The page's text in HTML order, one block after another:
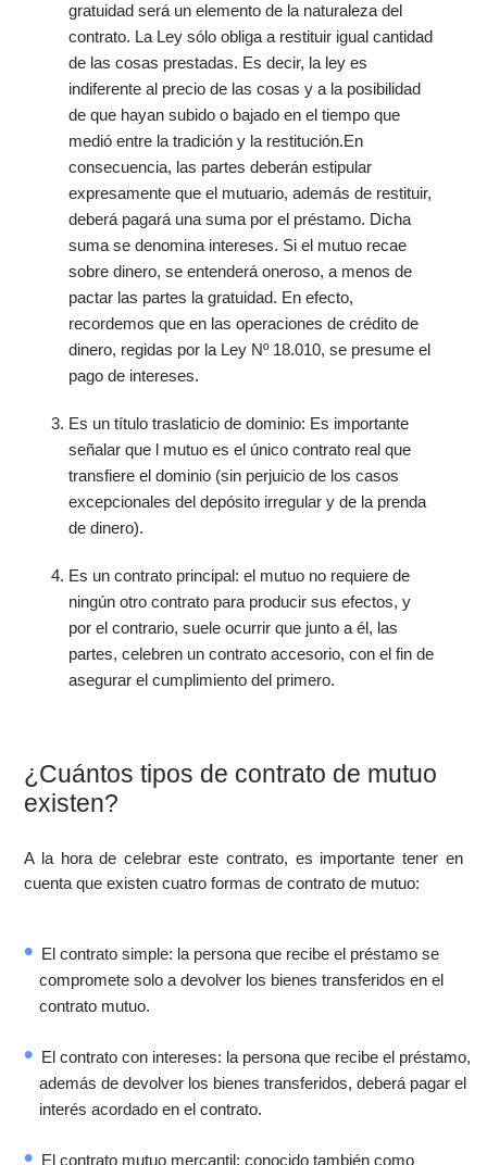
gratuidad será un elemento de la naturaleza del
contrato. La Ley sólo obliga a restituir igual cantidad
de las cosas prestadas. Es decir, la ley es
indiferente al precio de las cosas y a la posibilidad
de que hayan subido o bajado en el tiempo que
medió entre la tradición y la restitución.En
consecuencia, las partes deberán estipular
expresamente que el mutuario, además de restituir,
deberá pagará una suma por el préstamo. Dicha
suma se denomina intereses. Si el mutuo recae
sobre dinero, se entenderá oneroso, a menos de
pactar las partes la gratuidad. En efecto,
recordemos que en las operaciones de crédito de
dinero, regidas por la Ley Nº 18.010, se presume el
pago de intereses.
Es un título traslaticio de dominio: Es importante
señalar que l mutuo es el único contrato real que
transfiere el dominio (sin perjuicio de los casos
excepcionales del depósito irregular y de la prenda
de dinero).
Es un contrato principal: el mutuo no requiere de
ningún otro contrato para producir sus efectos, y
por el contrario, suele ocurrir que junto a él, las
partes, celebren un contrato accesorio, con el fin de
asegurar el cumplimiento del primero.
¿Cuántos tipos de contrato de mutuo
existen?
A la hora de celebrar este contrato, es importante tener en
cuenta que existen cuatro formas de contrato de mutuo:
El contrato simple: la persona que recibe el préstamo se
compromete solo a devolver los bienes transferidos en el
contrato mutuo.
El contrato con intereses: la persona que recibe el préstamo,
además de devolver los bienes transferidos, deberá pagar el
interés acordado en el contrato.
El contrato mutuo mercantil: conocido también como